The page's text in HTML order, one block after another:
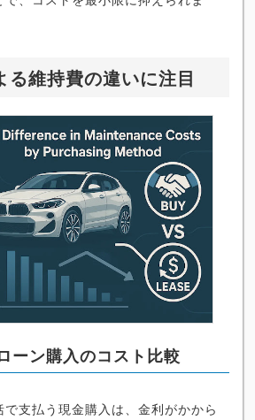
る維持費の違いに注目
ーン購入のコスト比較
支払う現金購入は、金利がかから